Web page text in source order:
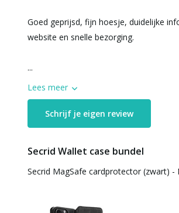
Goed geprijsd, fijn hoesje, duidelijke
website en snelle bezorging.
...
Lees meer
Schrijf je eigen review
Secrid Wallet case bundel
Secrid MagSafe cardprotector (zwart) -